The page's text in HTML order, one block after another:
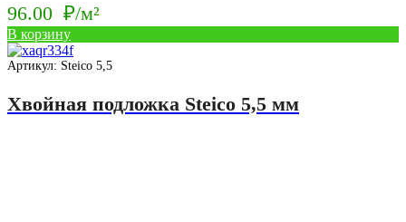
96.00 ₽/м²
В корзину
Артикул: Steico 5,5
Хвойная подложка Steico 5,5 мм